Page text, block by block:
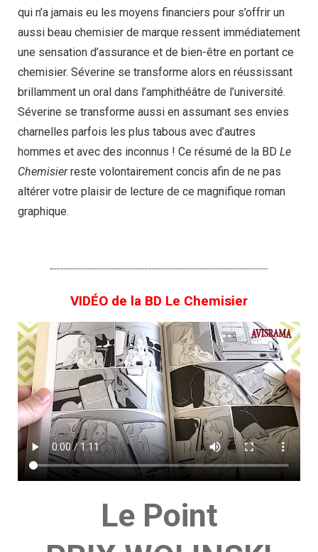
qui n’a jamais eu les moyens financiers pour s’offrir un
aussi beau chemisier de marque ressent immédiatement
une sensation d’assurance et de bien-être en portant ce
chemisier. Séverine se transforme alors en réussissant
brillamment un oral dans l’amphithéâtre de l’université.
Séverine se transforme aussi en assumant ses envies
charnelles parfois les plus tabous avec d’autres
hommes et avec des inconnus ! Ce résumé de la BD Le
Chemisierreste volontairement concis afin de ne pas
altérer votre plaisir de lecture de ce magnifique roman
graphique.
VIDÉO de la BD Le Chemisier
Le Point